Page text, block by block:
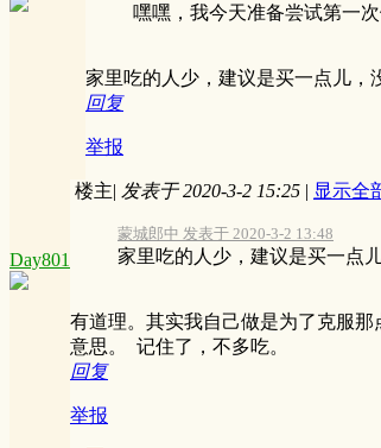
嘿嘿，我今天准备尝试第一次
家里吃的人少，建议是买一点儿，
回复
举报
Day801
楼主| 发表于 2020-3-2 15:25 | 显示全
蒙城郎中 发表于 2020-3-2 13:48
家里吃的人少，建议是买一点
有道理。其实我自己做是为了克服
意思。 记住了，不多吃。
回复
举报